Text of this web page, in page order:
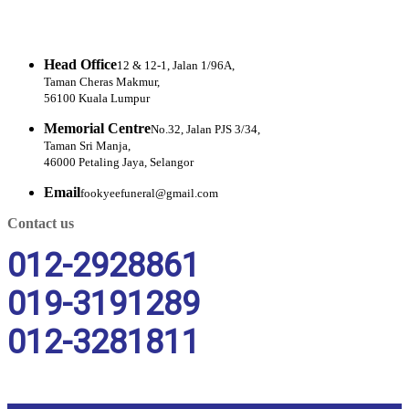
Head Office12 & 12-1, Jalan 1/96A,
Taman Cheras Makmur,
56100 Kuala Lumpur
Memorial CentreNo.32, Jalan PJS 3/34,
Taman Sri Manja,
46000 Petaling Jaya, Selangor
Emailfookyeefuneral@gmail.com
Contact us
012-2928861
019-3191289
012-3281811